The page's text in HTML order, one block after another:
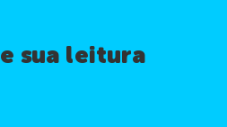
sua leitura